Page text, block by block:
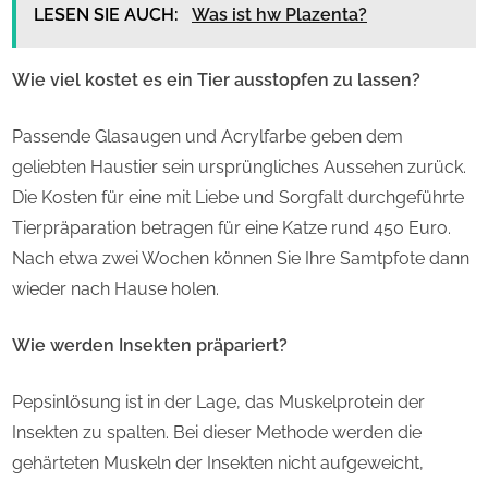
LESEN SIE AUCH: Was ist hw Plazenta?
Wie viel kostet es ein Tier ausstopfen zu lassen?
Passende Glasaugen und Acrylfarbe geben dem
geliebten Haustier sein ursprüngliches Aussehen zurück.
Die Kosten für eine mit Liebe und Sorgfalt durchgeführte
Tierpräparation betragen für eine Katze rund 450 Euro.
Nach etwa zwei Wochen können Sie Ihre Samtpfote dann
wieder nach Hause holen.
Wie werden Insekten präpariert?
Pepsinlösung ist in der Lage, das Muskelprotein der
Insekten zu spalten. Bei dieser Methode werden die
gehärteten Muskeln der Insekten nicht aufgeweicht,